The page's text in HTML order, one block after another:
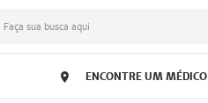
Faça sua busca aqui
ENCONTRE UM MÉDICO